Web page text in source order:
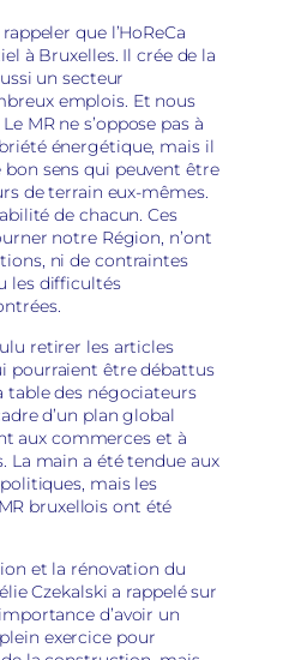
que l’HoReCa
à Bruxelles. Il crée de la
un secteur
emplois. Et nous
MR ne s’oppose pas à
énergétique, mais il
bon sens qui peuvent être
de terrain eux-mêmes.
de chacun. Ces
notre Région, n’ont
, ni de contraintes
les difficultés
retirer les articles
pourraient être débattus
table des négociateurs
d’un plan global
aux commerces et à
La main a été tendue aux
mais les
bruxellois ont été
et la rénovation du
Czekalski a rappelé sur
importance d’avoir un
exercice pour